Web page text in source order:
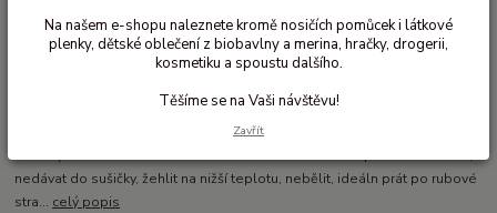
Ohodnotit produkt
Šaty bez rukávů a s kapsami
biobavlněné dětské šaty s veselým potiskem šaty nemají ramínka áčkový
střih s kapsami kvalitní úplet, který vydrží (pokud si děti nehrají v lese na
choroš) materiál: 95% biobavlna a 5% elastan údržba: prát max. na 40C,
nedávat do sušičky, žehlit na nižší teplotu, nebělit, ideáln prát po rubové
stra... celý popis
Na našem e-shopu naleznete kromě nosičích pomůcek i látkové
plenky, dětské oblečení z biobavlny a merina, hračky, drogerii,
kosmetiku a spoustu dalšího.
Těšíme se na Vaši návštěvu!
Zavřít